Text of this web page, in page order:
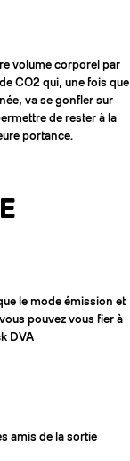
volume corporel par
CO2 qui, une fois que
va se gonfler sur
de rester à la
portance.
le mode émission et
pouvez vous fier à
DVA
amis de la sortie